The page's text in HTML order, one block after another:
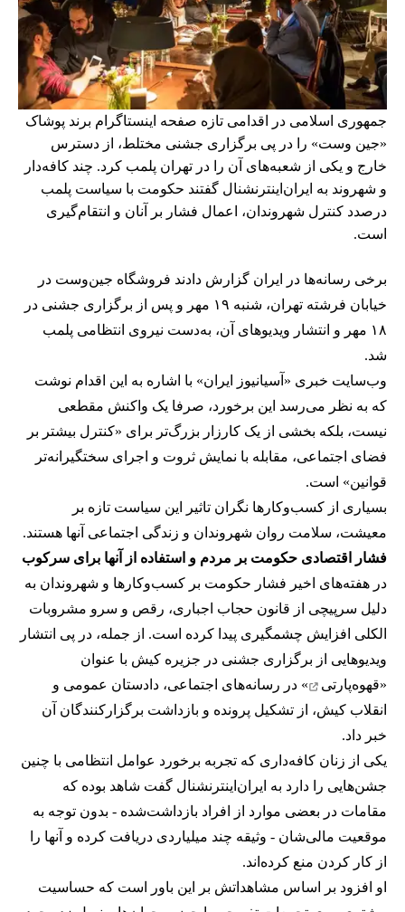
جمهوری اسلامی در اقدامی تازه صفحه اینستاگرام برند پوشاک
«جین وست» را در پی برگزاری جشنی مختلط، از دسترس
خارج و یکی از شعبه‌های آن را در تهران پلمب کرد. چند کافه‌‌دار
و شهروند به ایران‌اینترنشنال گفتند حکومت با سیاست پلمب
درصدد کنترل شهروندان، اعمال فشار بر آنان و انتقام‌گیری
است.
برخی رسانه‌ها در ایران گزارش دادند فروشگاه جین‌وست در
خیابان فرشته تهران، شنبه ۱۹ مهر و پس از برگزاری جشنی در
۱۸ مهر و انتشار ویدیوهای آن، به‌دست نیروی انتظامی پلمب
شد.
وب‌سایت خبری «آسیانیوز ایران» با اشاره به این اقدام نوشت
که به نظر می‌رسد این برخورد، صرفا یک واکنش مقطعی
نیست، بلکه بخشی از یک کارزار بزرگ‌تر برای «کنترل بیشتر بر
فضای اجتماعی، مقابله با نمایش ثروت و اجرای سختگیرانه‌تر
قوانین» است.
بسیاری از کسب‌وکارها نگران تاثیر این سیاست‌ تازه بر
معیشت، سلامت روان شهروندان و زندگی اجتماعی آنها هستند.
فشار اقتصادی حکومت بر مردم و استفاده از آنها برای سرکوب
در هفته‌های اخیر فشار حکومت بر کسب‌وکارها و شهروندان به
دلیل سرپیچی از قانون حجاب اجباری، رقص و سرو مشروبات
الکلی افزایش چشمگیری پیدا کرده است. از جمله، در پی انتشار
ویدیوهایی از برگزاری جشنی در جزیره کیش با عنوان
«قهوه‌پارتی
» در رسانه‌های اجتماعی، دادستان عمومی و
انقلاب کیش، از تشکیل پرونده و بازداشت برگزارکنندگان آن
خبر داد.
یکی از زنان کافه‌داری که تجربه برخورد عوامل انتظامی با چنین
جشن‌هایی را دارد به ایران‌اینترنشنال گفت شاهد بوده که
مقامات در بعضی موارد از افراد بازداشت‌‌شده - بدون توجه به
موقعیت مالی‌شان - وثیقه چند میلیاردی دریافت کرده و آنها را
از کار کردن منع کرده‌اند.
او افزود بر اساس مشاهداتش بر این باور است که حساسیت